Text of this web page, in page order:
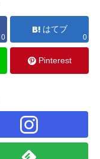
0
はてブ
0
Pinterest